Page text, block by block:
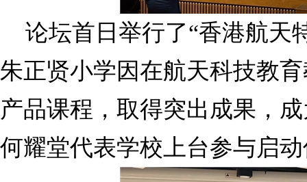
论坛首日举行了“香港航天
朱正贤小学因在航天科技教
产品课程，取得突出成果，
何耀堂代表学校上台参与启